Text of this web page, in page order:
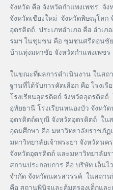
จังหวัด คือ จังหวัดกำแพงเพชร จั
จังหวัดเชียงใหม่ จังหวัดพิษณุโลก
อุตรดิตถ์ ประเภทอำเภอ คือ อำเภ
รมฯ ในชุมชน คือ ชุมชนศรีดอนชั
บ้านทุ่งมหาชัย จังหวัดกำแพงเพชร
ในขณะที่ผลการดำเนินงาน ในสถ
ฐานที่ได้รับการคัดเลือก คือ โรงเ
โรงเรียนอุตรดิตถ์ จังหวัดอุตรดิตถ์
อุทัยธานี โรงเรียนหนองบัว จังหวั
อุตรดิตถ์ดรุณี จังหวัดอุตรดิตถ์ ใน
อุดมศึกษา คือ มหาวิทยาลัยราชภัฏ
มหาวิทยาลัยเจ้าพระยา จังหวัดน
จังหวัดอุตรดิตถ์ และมหาวิทยาลัย
สถานประกอบการ คือ บริษัท เอ็นไ
จำกัด จังหวัดนครสวรรค์ ในสถา
คือ สถานพินิจและคุ้มครองเด็กแล